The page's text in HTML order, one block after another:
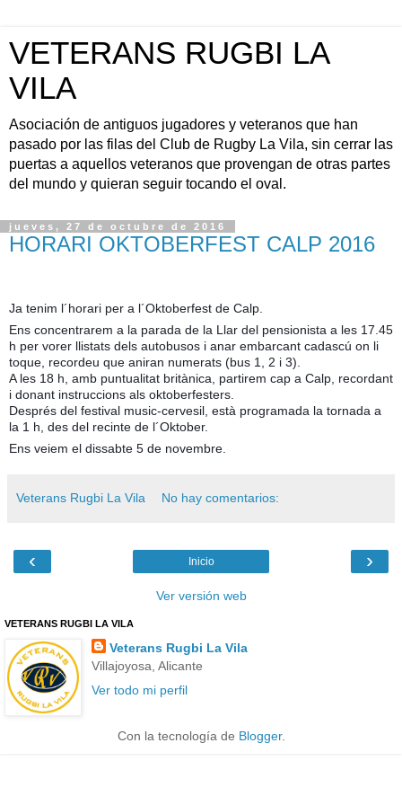
VETERANS RUGBI LA
VILA
Asociación de antiguos jugadores y veteranos que han
pasado por las filas del Club de Rugby La Vila, sin cerrar las
puertas a aquellos veteranos que provengan de otras partes
del mundo y quieran seguir tocando el oval.
jueves, 27 de octubre de 2016
HORARI OKTOBERFEST CALP 2016
Ja tenim l´horari per a l´Oktoberfest de Calp.
Ens concentrarem a la parada de la Llar del pensionista a les 17.45
h per vorer llistats dels autobusos i anar embarcant cadascú on li
toque, recordeu que aniran numerats (bus 1, 2 i 3).
A les 18 h, amb puntualitat britànica, partirem cap a Calp, recordant
i donant instruccions als oktoberfesters.
Després del festival music-cervesil, està programada la tornada a
la 1 h, des del recinte de l´Oktober.
Ens veiem el dissabte 5 de novembre.
Veterans Rugbi La Vila No hay comentarios:
‹ ›
Inicio
Ver versión web
VETERANS RUGBI LA VILA
Veterans Rugbi La Vila
Villajoyosa, Alicante
Ver todo mi perfil
Con la tecnología de Blogger.